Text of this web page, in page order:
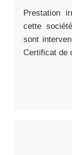
Prestation
cette
sont
Certificat de